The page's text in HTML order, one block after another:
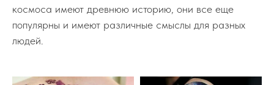
космоса имеют древнюю историю, они все еще
популярны и имеют различные смыслы для разных
людей.